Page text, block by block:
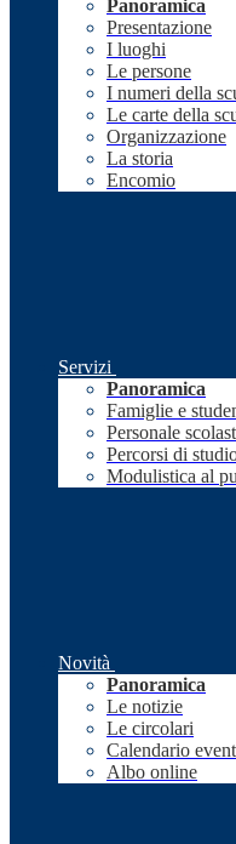
Panoramica
Presentazione
I luoghi
Le persone
I numeri della
Le carte della
Organizzazione
La storia
Encomio
Servizi
Panoramica
Famiglie e
Personale
Percorsi di
Modulistica al
Novità
Panoramica
Le notizie
Le circolari
Calendario
Albo online